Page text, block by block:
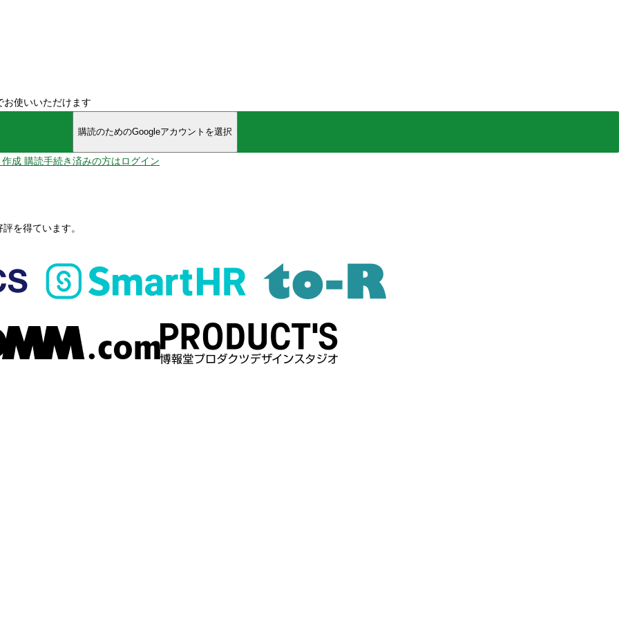
使いいただけます
購読のためのGoogleアカウントを選択
成 購読手続き済みの方はログイン
を得ています。